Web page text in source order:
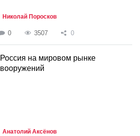
Николай Поросков
0 3507 0
Россия на мировом рынке
вооружений
Анатолий Аксёнов